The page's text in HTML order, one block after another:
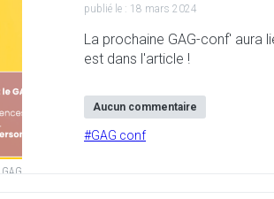
GAG
publié le : 18 mars 2024
La prochaine GAG-conf' aura
est dans l'article !
Aucun commentaire
#GAG conf